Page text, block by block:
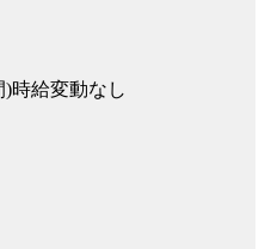
時給変動なし